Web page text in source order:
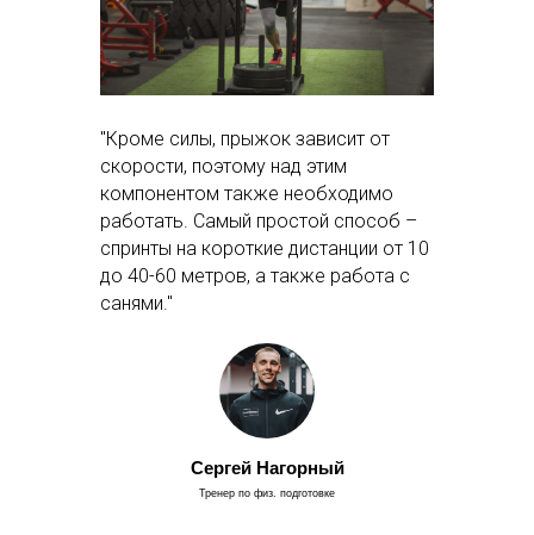
"Кроме силы, прыжок зависит от
скорости, поэтому над этим
компонентом также необходимо
работать. Самый простой способ –
спринты на короткие дистанции от 10
до 40-60 метров, а также работа с
санями."
Сергей Нагорный
Тренер по физ. подготовке